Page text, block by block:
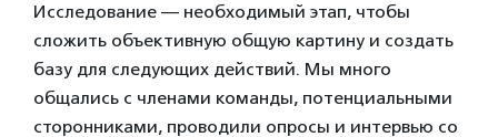
Исследование — необходимый этап, чтобы
сложить объективную общую картину и создать
базу для следующих действий. Мы много
общались с членами команды, потенциальными
сторонниками, проводили опросы и интервью со